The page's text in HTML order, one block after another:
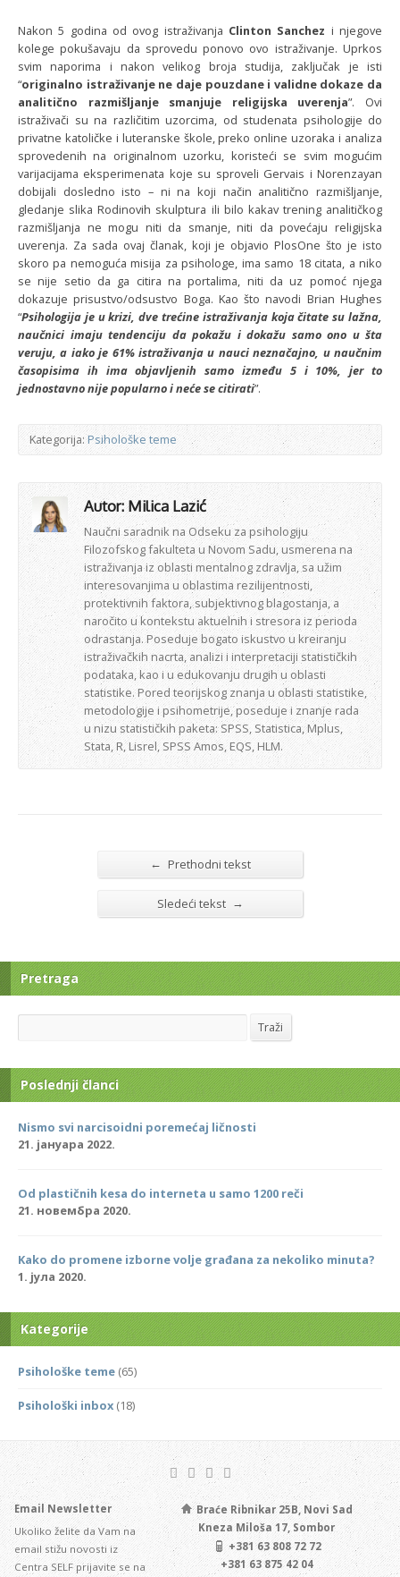
Nakon 5 godina od ovog istraživanja Clinton Sanchez i njegove
kolege pokušavaju da sprovedu ponovo ovo istraživanje. Uprkos
svim naporima i nakon velikog broja studija, zaključak je isti
“originalno istraživanje ne daje pouzdane i validne dokaze da
analitično razmišljanje smanjuje religijska uverenja”. Ovi
istraživači su na različitim uzorcima, od studenata psihologije do
privatne katoličke i luteranske škole, preko online uzoraka i analiza
sprovedenih na originalnom uzorku, koristeći se svim mogućim
varijacijama eksperimenata koje su sproveli Gervais i Norenzayan
dobijali dosledno isto – ni na koji način analitično razmišljanje,
gledanje slika Rodinovih skulptura ili bilo kakav trening analitičkog
razmišljanja ne mogu niti da smanje, niti da povećaju religijska
uverenja. Za sada ovaj članak, koji je objavio PlosOne što je isto
skoro pa nemoguća misija za psihologe, ima samo 18 citata, a niko
se nije setio da ga citira na portalima, niti da uz pomoć njega
dokazuje prisustvo/odsustvo Boga. Kao što navodi Brian Hughes
“Psihologija je u krizi, dve trećine istraživanja koja čitate su lažna,
naučnici imaju tendenciju da pokažu i dokažu samo ono u šta
veruju, a iako je 61% istraživanja u nauci neznačajno, u naučnim
časopisima ih ima objavljenih samo između 5 i 10%, jer to
jednostavno nije popularno i neće se citirati”.
Kategorija:Psihološke teme
Autor: Milica Lazić
Naučni saradnik na Odseku za psihologiju
Filozofskog fakulteta u Novom Sadu, usmerena na
istraživanja iz oblasti mentalnog zdravlja, sa užim
interesovanjima u oblastima rezilijentnosti,
protektivnih faktora, subjektivnog blagostanja, a
naročito u kontekstu aktuelnih i stresora iz perioda
odrastanja. Poseduje bogato iskustvo u kreiranju
istraživačkih nacrta, analizi i interpretaciji statističkih
podataka, kao i u edukovanju drugih u oblasti
statistike. Pored teorijskog znanja u oblasti statistike,
metodologije i psihometrije, poseduje i znanje rada
u nizu statističkih paketa: SPSS, Statistica, Mplus,
Stata, R, Lisrel, SPSS Amos, EQS, HLM.
← Prethodni tekst
Sledeći tekst →
Pretraga
Traži
Poslednji članci
Nismo svi narcisoidni poremećaj ličnosti
21. јануара 2022.
Od plastičnih kesa do interneta u samo 1200 reči
21. новембра 2020.
Kako do promene izborne volje građana za nekoliko minuta?
1. јула 2020.
Kategorije
Psihološke teme (65)
Psihološki inbox (18)
Email Newsletter
Ukoliko želite da Vam na
email stižu novosti iz
Centra SELF prijavite se na
Braće Ribnikar 25B, Novi Sad
Kneza Miloša 17, Sombor
+381 63 808 72 72
+381 63 875 42 04